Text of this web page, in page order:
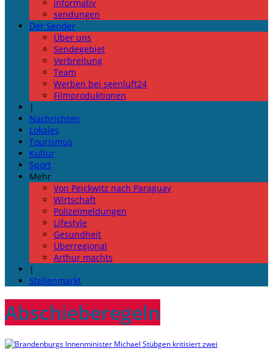
informativ
sendungen
Der Sender
Über uns
Sendegebiet
Verbreitung
Team
Werben bei seenluft24
Filmproduktionen
|
Nachrichten
Lokales
Tourismus
Kultur
Sport
Mehr
Von Peickwitz nach Paraguay
Wirtschaft
Polizeimeldungen
Lifestyle
Gesundheit
Überregional
Arthur machts
|
Stellenmarkt
Abschieberegeln